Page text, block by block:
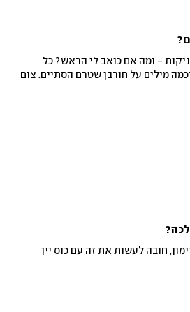
- ומה אם כואב לי הראש? כל
מילים על חורבן שטרם הסתיים. צום
חובה לעשות את זה עם כוס יין